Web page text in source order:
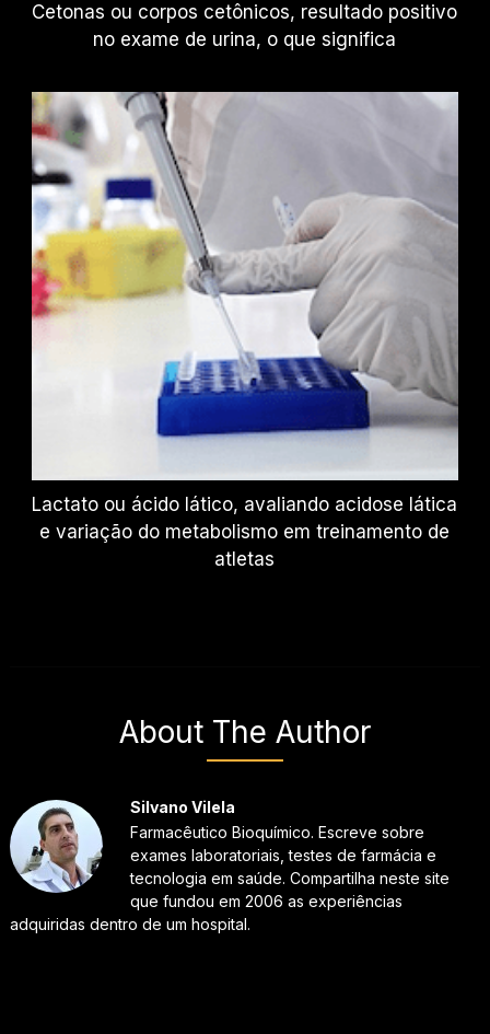
Cetonas ou corpos cetônicos, resultado positivo
no exame de urina, o que significa
Lactato ou ácido lático, avaliando acidose lática
e variação do metabolismo em treinamento de
atletas
About The Author
Silvano Vilela
Farmacêutico Bioquímico. Escreve sobre
exames laboratoriais, testes de farmácia e
tecnologia em saúde. Compartilha neste site
que fundou em 2006 as experiências
adquiridas dentro de um hospital.